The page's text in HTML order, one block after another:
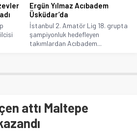
Ergün Yılmaz Acıbadem
Üsküdar’da
İstanbul 2. Amatör Lig 18. grupta
şampiyonluk hedefleyen
takımlardan Acıbadem...
attı Maltepe